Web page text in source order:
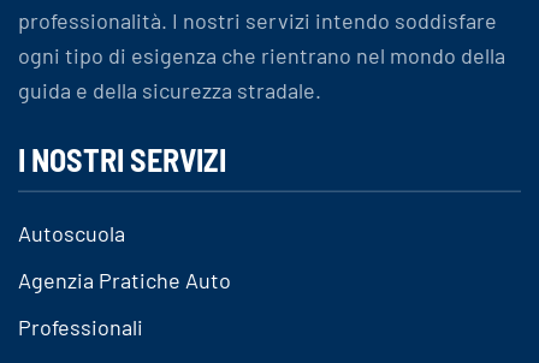
professionalità. I nostri servizi intendo soddisfare
ogni tipo di esigenza che rientrano nel mondo della
guida e della sicurezza stradale.
I NOSTRI SERVIZI
Autoscuola
Agenzia Pratiche Auto
Professionali